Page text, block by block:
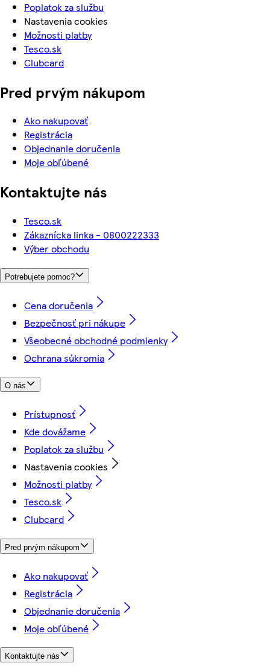
Poplatok za službu
Nastavenia cookies
Možnosti platby
Tesco.sk
Clubcard
Pred prvým nákupom
Ako nakupovať
Registrácia
Objednanie doručenia
Moje obľúbené
Kontaktujte nás
Tesco.sk
Zákaznícka linka - 0800222333
Výber obchodu
Potrebujete pomoc?
Cena doručenia
Bezpečnosť pri nákupe
Všeobecné obchodné podmienky
Ochrana súkromia
O nás
Prístupnosť
Kde dovážame
Poplatok za službu
Nastavenia cookies
Možnosti platby
Tesco.sk
Clubcard
Pred prvým nákupom
Ako nakupovať
Registrácia
Objednanie doručenia
Moje obľúbené
Kontaktujte nás